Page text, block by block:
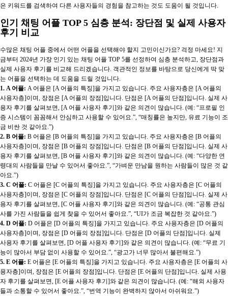
은 키워드를 검색하여 다른 사용자들의 경험을 참고하는 것도 도움이 될 것입니다.
인기 채팅 어플 TOP 5 심층 분석: 장단점 및 실제 사용자
후기 비교
수많은 채팅 어플 중에서 어떤 어플을 선택해야 할지 고민이신가요? 걱정 마세요! 지
금부터 2024년 가장 인기 있는 채팅 어플 TOP 5를 선정하여 심층 분석하고, 장단점과
실제 사용자 후기를 비교해 드리겠습니다. 객관적인 정보를 바탕으로 당신에게 딱 맞
는 어플을 선택하는 데 도움을 드릴 것입니다.
1. A 어플: A 어플은 [A 어플의 특징]을 가지고 있습니다. 주요 사용자층은 [A 어플의
사용자층]이며, 장점은 [A 어플의 장점]입니다. 단점은 [A 어플의 단점]입니다. 실제 사
용자 후기를 살펴보면, [A 어플 사용자 후기]와 같은 의견이 많습니다. (예: “프로필 인
증 시스템이 꼼꼼해서 안심하고 사용할 수 있어요.”, “매칭률은 높지만, 유료 기능이 조
금 비싼 것 같아요.”)
2. B 어플: B 어플은 [B 어플의 특징]을 가지고 있습니다. 주요 사용자층은 [B 어플의
사용자층]이며, 장점은 [B 어플의 장점]입니다. 단점은 [B 어플의 단점]입니다. 실제 사
용자 후기를 살펴보면, [B 어플 사용자 후기]와 같은 의견이 많습니다. (예: “다양한 연
령대의 사람들을 만날 수 있어서 좋아요.”, “가벼운 만남을 원하는 사람들이 많은 것 같
아요.”)
3. C 어플: C 어플은 [C 어플의 특징]을 가지고 있습니다. 주요 사용자층은 [C 어플의
사용자층]이며, 장점은 [C 어플의 장점]입니다. 단점은 [C 어플의 단점]입니다. 실제 사
용자 후기를 살펴보면, [C 어플 사용자 후기]와 같은 의견이 많습니다. (예: “공통 관심
사를 가진 사람들을 쉽게 찾을 수 있어서 좋아요.”, “UI가 조금 복잡한 것 같아요.”)
4. D 어플: D 어플은 [D 어플의 특징]을 가지고 있습니다. 주요 사용자층은 [D 어플의
사용자층]이며, 장점은 [D 어플의 장점]입니다. 단점은 [D 어플의 단점]입니다. 실제
사용자 후기를 살펴보면, [D 어플 사용자 후기]와 같은 의견이 많습니다. (예: “무료 기
능이 많아서 부담 없이 사용할 수 있어요.”, “광고가 너무 많아서 불편해요.”)
5. E 어플: E 어플은 [E 어플의 특징]을 가지고 있습니다. 주요 사용자층은 [E 어플의 사
용자층]이며, 장점은 [E 어플의 장점]입니다. 단점은 [E 어플의 단점]입니다. 실제 사용
자 후기를 살펴보면, [E 어플 사용자 후기]와 같은 의견이 많습니다. (예: “해외 사용자
들과 소통할 수 있어서 좋아요.”, “번역 기능이 완벽하지 않아서 아쉬워요.”)